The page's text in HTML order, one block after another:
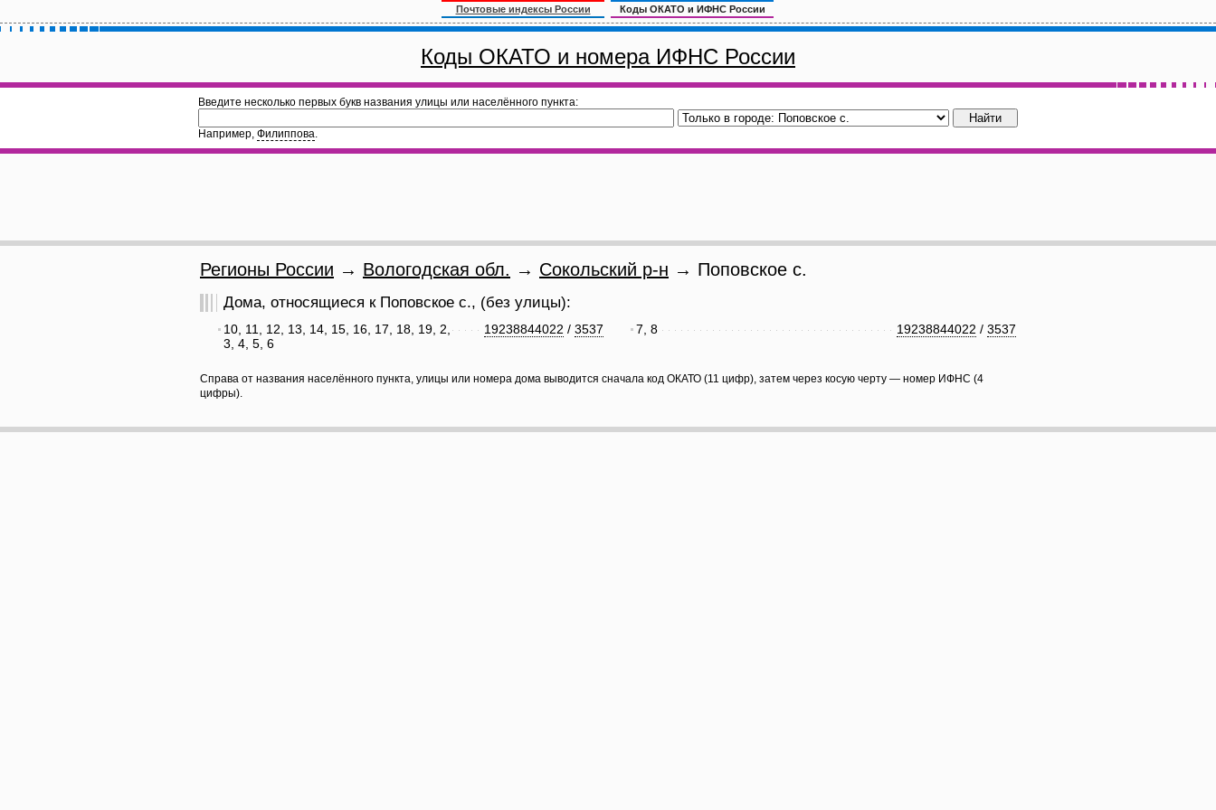
Почтовые индексы России Коды ОКАТО и ИФНС России
Коды ОКАТО и номера ИФНС России
Введите несколько первых букв названия улицы или населённого пункта:
Например, Филиппова.
Регионы России → Вологодская обл. → Сокольский р-н → Поповское с.
Дома, относящиеся к Поповское с., (без улицы):
19238844022 / 3537
10, 11, 12, 13, 14, 15, 16, 17, 18, 19, 2,
3, 4, 5, 6
19238844022 / 3537
7, 8
Справа от названия населённого пункта, улицы или номера дома выводится сначала код ОКАТО (11 цифр), затем через косую черту — номер ИФНС (4
цифры).